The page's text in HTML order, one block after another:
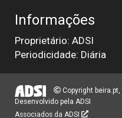
Informações
Proprietário: ADSI
Periodicidade: Diária
Copyright
Desenvolvido pela ADSI
Associados da ADSI